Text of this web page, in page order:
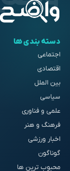
دسته بندی ها
اجتماعی
اقتصادی
بین الملل
سیاسی
علمی و فناوری
فرهنگ و هنر
اخبار ورزشی
گوناگون
محبوب ترین ها